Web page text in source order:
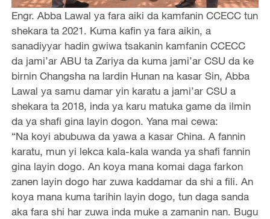
Engr. Abba Lawal ya fara aiki da kamfanin CCECC tun
shekara ta 2021. Kuma kafin ya fara aikin, a
sanadiyyar hadin gwiwa tsakanin kamfanin CCECC
da jami’ar ABU ta Zariya da kuma jami’ar CSU da ke
birnin Changsha na lardin Hunan na kasar Sin, Abba
Lawal ya samu damar yin karatu a jami’ar CSU a
shekara ta 2018, inda ya karu matuka game da ilmin
da ya shafi gina layin dogon. Yana mai cewa:
“Na koyi abubuwa da yawa a kasar China. A fannin
karatu, mun yi lekca kala-kala wanda ya shafi fannin
gina layin dogo. An koya mana komai daga farkon
zanen layin dogo har zuwa kaddamar da shi a fili. An
koya mana kuma tarihin layin dogo, tun daga sanda
aka fara shi har zuwa inda muke a zamanin nan. Bugu